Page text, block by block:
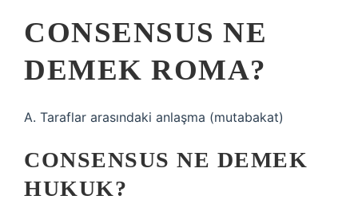
CONSENSUS NE
DEMEK ROMA?
A. Taraflar arasındaki anlaşma (mutabakat)
CONSENSUS NE DEMEK
HUKUK?